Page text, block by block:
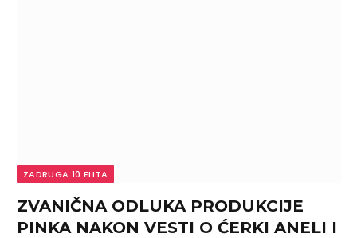
ZADRUGA 10 ELITA
ZVANIČNA ODLUKA PRODUKCIJE
PINKA NAKON VESTI O ĆERKI ANELI I